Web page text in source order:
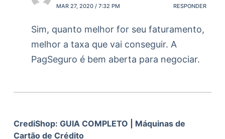
MAR 27, 2020 / 7:32 PM RESPONDER
Sim, quanto melhor for seu faturamento,
melhor a taxa que vai conseguir. A
PagSeguro é bem aberta para negociar.
CrediShop: GUIA COMPLETO | Máquinas de
Cartão de Crédito